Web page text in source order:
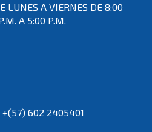
A VIERNES DE 8:00
A 5:00 P.M.
602 2405401